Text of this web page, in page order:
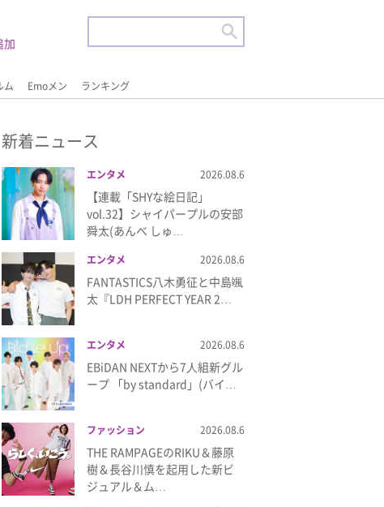
ム Emoメン ランキング
加
新着ニュース
エンタメ 2026.08.6
【連載「SHYな絵日記」
vol.32】シャイパープルの安部
舜太(あんべ しゅ…
エンタメ 2026.08.6
FANTASTICS八木勇征と中島颯
太『LDH PERFECT YEAR 2…
エンタメ 2026.08.6
EBiDAN NEXTから7⼈組新グル
ープ 「by standard」(バイ…
ファッション 2026.08.6
THE RAMPAGEのRIKU＆藤原
樹＆長谷川慎を起用した新ビ
ジュアル＆ム…